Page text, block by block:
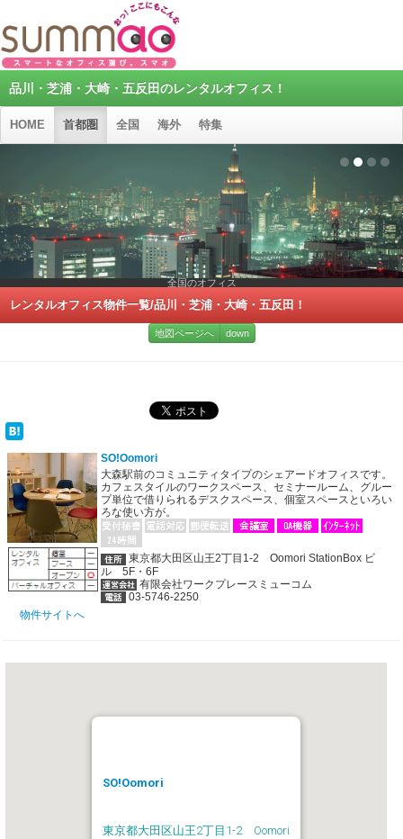
品川・芝浦・大崎・五反田のレンタルオフィス！
HOME 首都圏 全国 海外 特集
全国のオフィス
レンタルオフィス物件一覧/品川・芝浦・大崎・五反田！
地図ページへ down
物件サイトへ
SO!Oomori
大森駅前のコミュニティタイプのシェアードオフィスです。
カフェスタイルのワークスペース、セミナールーム、グルー
プ単位で借りられるデスクスペース、個室スペースといろい
ろな使い方が。
東京都大田区山王2丁目1-2 Oomori StationBox ビ
ル 5F・6F
有限会社ワークプレースミューコム
03-5746-2250
SO!Oomori
東京都大田区山王2丁目1-2 Oomori